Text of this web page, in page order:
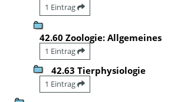
1 Eintrag
42.60 Zoologie: Allgemeines
1 Eintrag
42.63 Tierphysiologie
1 Eintrag